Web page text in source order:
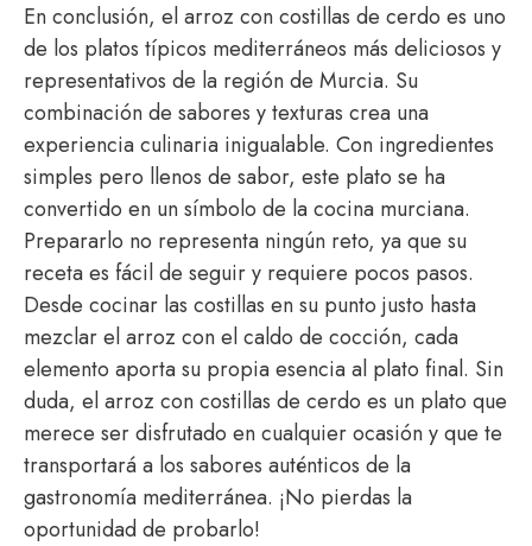
En conclusión, el arroz con costillas de cerdo es uno
de los platos típicos mediterráneos más deliciosos y
representativos de la región de Murcia. Su
combinación de sabores y texturas crea una
experiencia culinaria inigualable. Con ingredientes
simples pero llenos de sabor, este plato se ha
convertido en un símbolo de la cocina murciana.
Prepararlo no representa ningún reto, ya que su
receta es fácil de seguir y requiere pocos pasos.
Desde cocinar las costillas en su punto justo hasta
mezclar el arroz con el caldo de cocción, cada
elemento aporta su propia esencia al plato final. Sin
duda, el arroz con costillas de cerdo es un plato que
merece ser disfrutado en cualquier ocasión y que te
transportará a los sabores auténticos de la
gastronomía mediterránea. ¡No pierdas la
oportunidad de probarlo!